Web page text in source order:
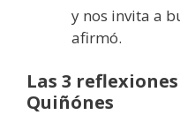
y nos invita a
afirmó.
Las 3
Quiñónes